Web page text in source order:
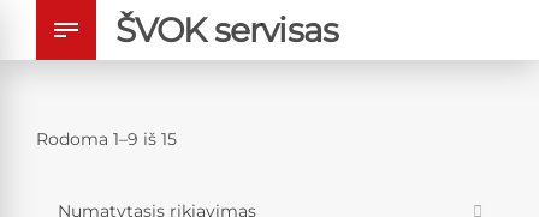
ŠVOK servisas
Rodoma 1–9 iš 15